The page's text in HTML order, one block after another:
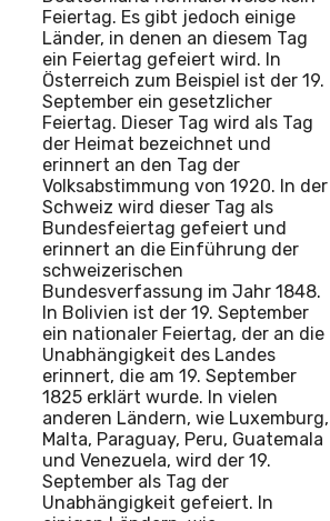
Feiertag. Es gibt jedoch einige
Länder, in denen an diesem Tag
ein Feiertag gefeiert wird. In
Österreich zum Beispiel ist der 19.
September ein gesetzlicher
Feiertag. Dieser Tag wird als Tag
der Heimat bezeichnet und
erinnert an den Tag der
Volksabstimmung von 1920. In der
Schweiz wird dieser Tag als
Bundesfeiertag gefeiert und
erinnert an die Einführung der
schweizerischen
Bundesverfassung im Jahr 1848.
In Bolivien ist der 19. September
ein nationaler Feiertag, der an die
Unabhängigkeit des Landes
erinnert, die am 19. September
1825 erklärt wurde. In vielen
anderen Ländern, wie Luxemburg,
Malta, Paraguay, Peru, Guatemala
und Venezuela, wird der 19.
September als Tag der
Unabhängigkeit gefeiert. In